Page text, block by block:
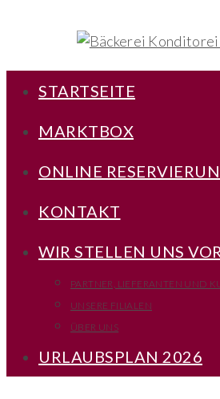
STARTSEITE
MARKTBOX
ONLINE
KONTAKT
WIR STELLEN UNS
PARTNER, LIEFERANTEN UND
UNSERE FILIALEN
ÜBER UNS
URLAUBSPLAN 2026